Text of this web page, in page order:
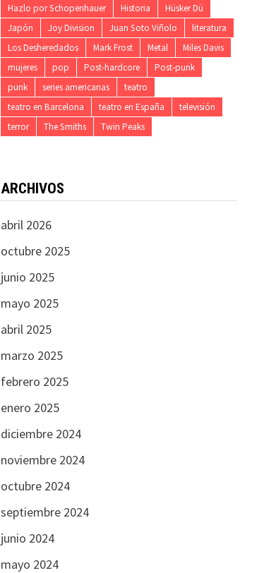
Hazlo por Schopenhauer
Historia
Hüsker Dü
Japón
Joy Division Juan Soto Viñolo
literatura
Los Desheredados
Mark Frost Metal
Miles Davis
mujeres
pop Post-hardcore
Post-punk
punk
series americanas
teatro
teatro en Barcelona
teatro en España
televisión
terror
The Smiths Twin Peaks
ARCHIVOS
abril 2026
octubre 2025
junio 2025
mayo 2025
abril 2025
marzo 2025
febrero 2025
enero 2025
diciembre 2024
noviembre 2024
octubre 2024
septiembre 2024
junio 2024
mayo 2024